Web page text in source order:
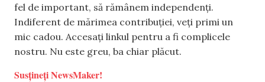
fel de important, să rămânem independenți.
Indiferent de mărimea contribuției, veți primi un
mic cadou. Accesați linkul pentru a fi complicele
nostru. Nu este greu, ba chiar plăcut.
Susțineți NewsMaker!